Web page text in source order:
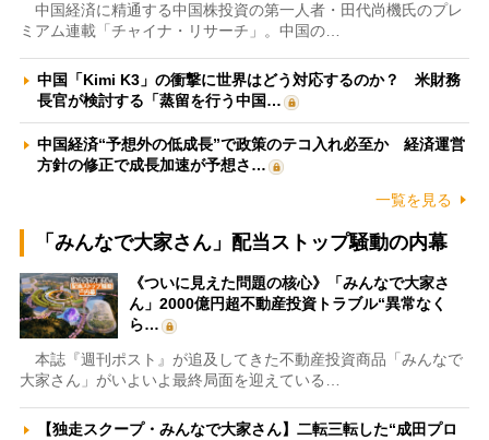
中国経済に精通する中国株投資の第一人者・田代尚機氏のプレ
ミアム連載「チャイナ・リサーチ」。中国の…
中国「Kimi K3」の衝撃に世界はどう対応するのか？ 米財務
長官が検討する「蒸留を行う中国…
中国経済“予想外の低成長”で政策のテコ入れ必至か 経済運営
方針の修正で成長加速が予想さ…
一覧を見る
「みんなで大家さん」配当ストップ騒動の内幕
《ついに見えた問題の核心》「みんなで大家さ
ん」2000億円超不動産投資トラブル“異常なく
ら…
本誌『週刊ポスト』が追及してきた不動産投資商品「みんなで
大家さん」がいよいよ最終局面を迎えている…
【独走スクープ・みんなで大家さん】二転三転した“成田プロ